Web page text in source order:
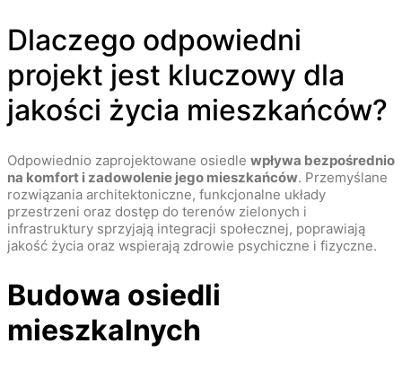
Dlaczego odpowiedni
projekt jest kluczowy dla
jakości życia mieszkańców?
Odpowiednio zaprojektowane osiedle wpływa bezpośrednio
na komfort i zadowolenie jego mieszkańców. Przemyślane
rozwiązania architektoniczne, funkcjonalne układy
przestrzeni oraz dostęp do terenów zielonych i
infrastruktury sprzyjają integracji społecznej, poprawiają
jakość życia oraz wspierają zdrowie psychiczne i fizyczne.
Budowa osiedli
mieszkalnych